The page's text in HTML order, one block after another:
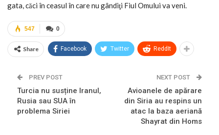
gata, căci în ceasul în care nu gândiţi Fiul Omului va veni.
0
547
Share Facebook Twitter ReddIt
PREV POST
Turcia nu susține Iranul,
Rusia sau SUA în
problema Siriei
NEXT POST
Avioanele de apărare
din Siria au respins un
atac la baza aeriană
Shayrat din Homs